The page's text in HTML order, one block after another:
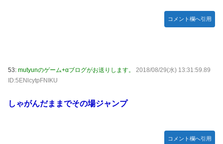
コメント欄へ引用
53: mutyunのゲーム+αブログがお送りします。
2018/08/29(水) 13:31:59.89
ID:5ENlcytpFNIKU
しゃがんだままでその場ジャンプ
コメント欄へ引用